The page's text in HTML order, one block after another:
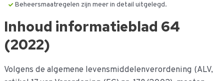
Beheersmaatregelen zijn meer in detail uitgelegd.
Inhoud informatieblad 64
(2022)
Volgens de algemene levensmiddelenverordening (ALV,